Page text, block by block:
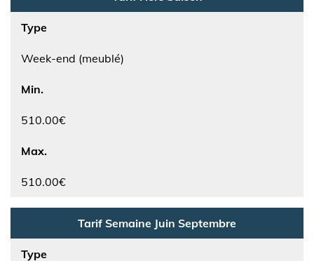
Type
Week-end (meublé)
Min.
510.00€
Max.
510.00€
Tarif Semaine Juin Septembre
Type